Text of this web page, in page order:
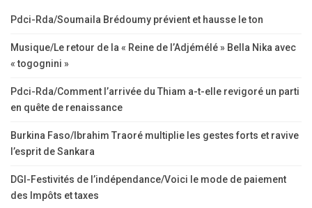
Pdci-Rda/Soumaila Brédoumy prévient et hausse le ton
Musique/Le retour de la « Reine de l’Adjémélé » Bella Nika avec
« togognini »
Pdci-Rda/Comment l’arrivée du Thiam a-t-elle revigoré un parti
en quête de renaissance
Burkina Faso/Ibrahim Traoré multiplie les gestes forts et ravive
l’esprit de Sankara
DGI-Festivités de l’indépendance/Voici le mode de paiement
des Impôts et taxes